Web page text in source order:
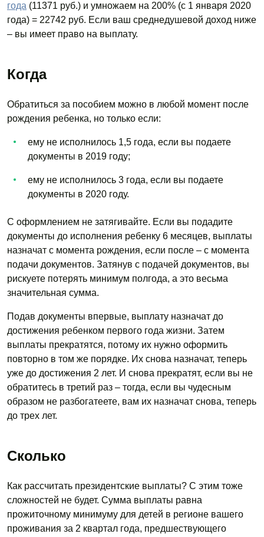
года (11371 руб.) и умножаем на 200% (с 1 января 2020
года) = 22742 руб. Если ваш среднедушевой доход ниже
– вы имеет право на выплату.
Когда
Обратиться за пособием можно в любой момент после
рождения ребенка, но только если:
ему не исполнилось 1,5 года, если вы подаете
документы в 2019 году;
ему не исполнилось 3 года, если вы подаете
документы в 2020 году.
С оформлением не затягивайте. Если вы подадите
документы до исполнения ребенку 6 месяцев, выплаты
назначат с момента рождения, если после – с момента
подачи документов. Затянув с подачей документов, вы
рискуете потерять минимум полгода, а это весьма
значительная сумма.
Подав документы впервые, выплату назначат до
достижения ребенком первого года жизни. Затем
выплаты прекратятся, потому их нужно оформить
повторно в том же порядке. Их снова назначат, теперь
уже до достижения 2 лет. И снова прекратят, если вы не
обратитесь в третий раз – тогда, если вы чудесным
образом не разбогатеете, вам их назначат снова, теперь
до трех лет.
Сколько
Как рассчитать президентские выплаты? С этим тоже
сложностей не будет. Сумма выплаты равна
прожиточному минимуму для детей в регионе вашего
проживания за 2 квартал года, предшествующего